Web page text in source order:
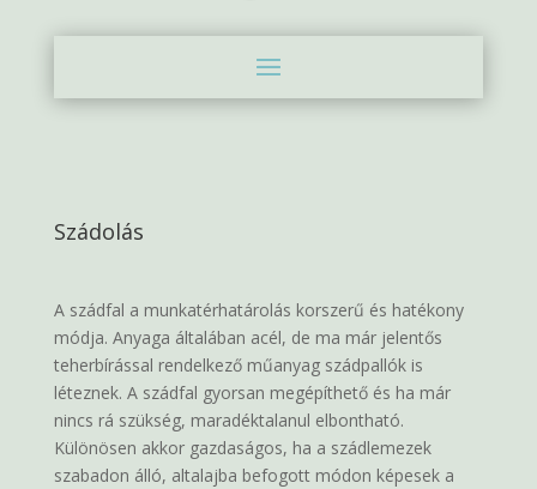
Szádolás
A szádfal a munkatérhatárolás korszerű és hatékony
módja. Anyaga általában acél, de ma már jelentős
teherbírással rendelkező műanyag szádpallók is
léteznek. A szádfal gyorsan megépíthető és ha már
nincs rá szükség, maradéktalanul elbontható.
Különösen akkor gazdaságos, ha a szádlemezek
szabadon álló, altalajba befogott módon képesek a